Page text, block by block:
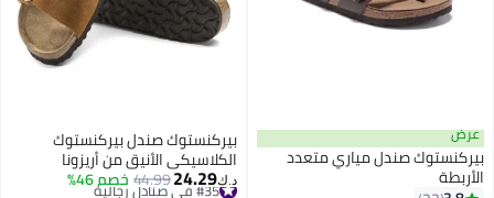
عرض
بيركنستوك صندل مياري متعدد
الأربطة
بيركنستوك صندل بيركنستوك
الكلاسيكي الأنيق من أريزونا
د.ك‏24.29
44.99خصم 46% #35 في صنادل رجالية